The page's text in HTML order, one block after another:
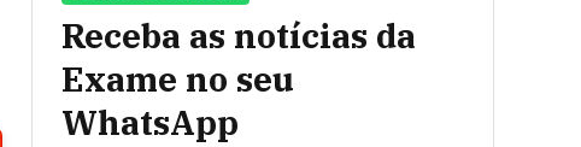
Receba as notícias da
Exame no seu
WhatsApp